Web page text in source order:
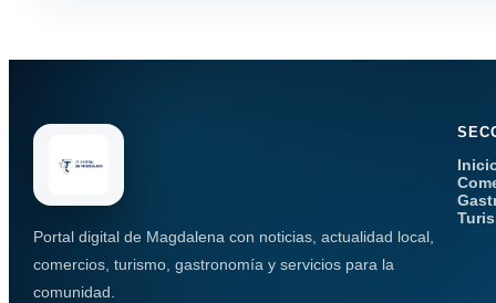
Portal digital de Magdalena con noticias, actualidad local,
comercios, turismo, gastronomía y servicios para la
comunidad.